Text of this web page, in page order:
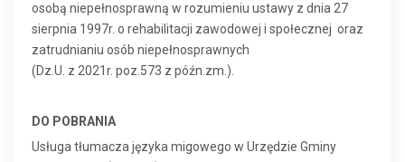
osobą niepełnosprawną w rozumieniu ustawy z dnia 27
sierpnia 1997r. o rehabilitacji zawodowej i społecznej oraz
zatrudnianiu osób niepełnosprawnych
(Dz.U. z 2021r. poz.573 z późn.zm.).
DO POBRANIA
Usługa tłumacza języka migowego w Urzędzie Gminy